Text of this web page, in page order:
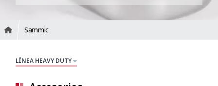
Sammic
LÍNEA HEAVY DUTY